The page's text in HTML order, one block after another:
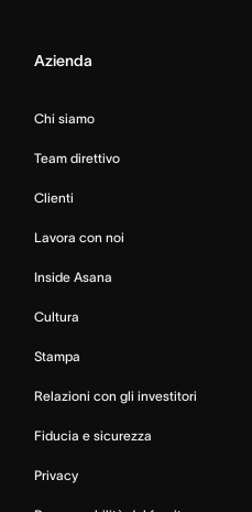
Azienda
Chi siamo
Team direttivo
Clienti
Lavora con noi
Inside Asana
Cultura
Stampa
Relazioni con gli investitori
Fiducia e sicurezza
Privacy